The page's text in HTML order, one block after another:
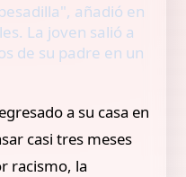
añadió en
La joven salió a
de su padre en un
a su casa en
casi tres meses
racismo, la